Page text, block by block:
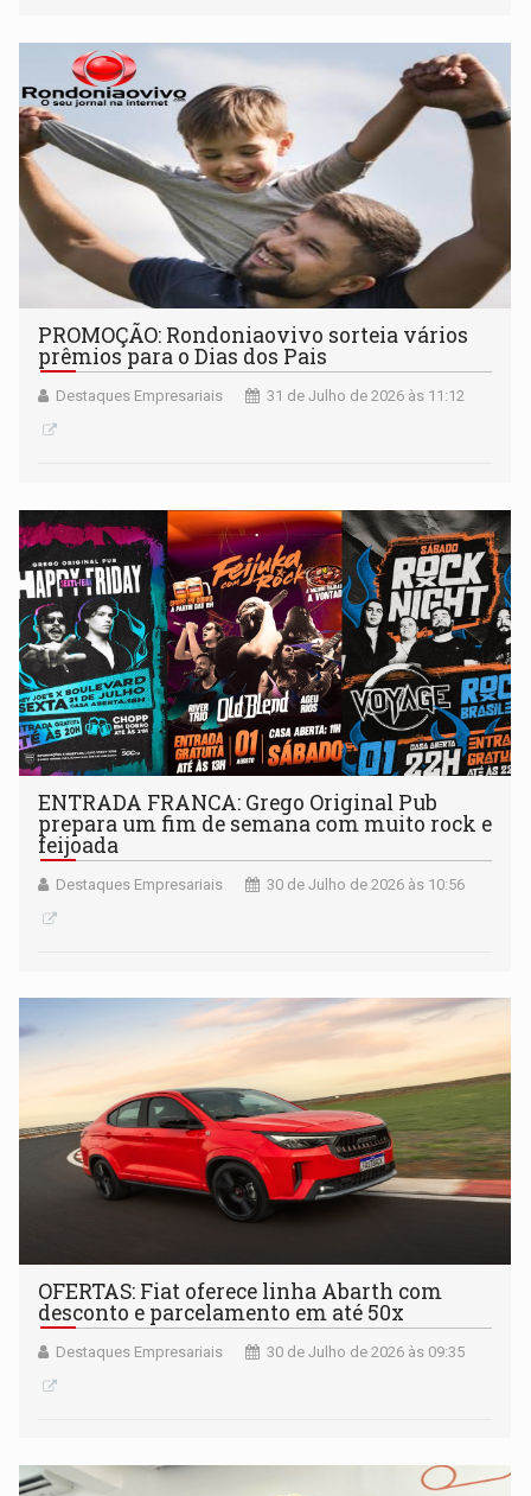
PROMOÇÃO: Rondoniaovivo sorteia vários
prêmios para o Dias dos Pais
Destaques Empresariais 31 de Julho de 2026 às 11:12
ENTRADA FRANCA: Grego Original Pub
prepara um fim de semana com muito rock e
feijoada
Destaques Empresariais 30 de Julho de 2026 às 10:56
OFERTAS: Fiat oferece linha Abarth com
desconto e parcelamento em até 50x
Destaques Empresariais 30 de Julho de 2026 às 09:35